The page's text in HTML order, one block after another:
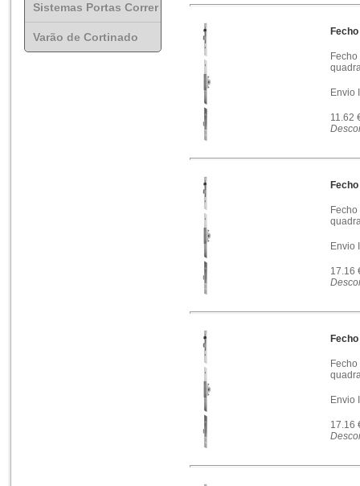
Sistemas Portas Correr
Varão de Cortinado
Envio
11.62
Envio
17.16
Envio
17.16